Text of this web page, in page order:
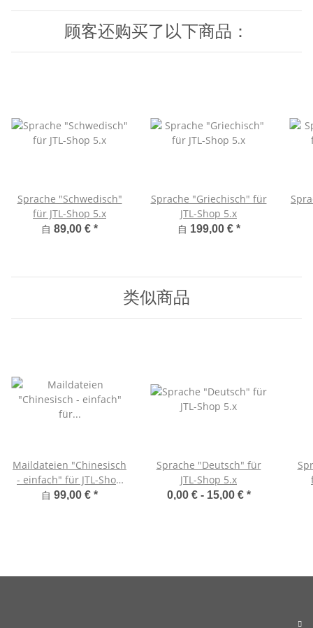
顾客还购买了以下商品：
Sprache "Schwedisch"
für JTL-Shop 5.x
自 89,00 € *
Sprache "Griechisch" für
JTL-Shop 5.x
自 199,00 € *
类似商品
Maildateien "Chinesisch
- einfach" für JTL-Shop
5.x
自 99,00 € *
Sprache "Deutsch" für
JTL-Shop 5.x
0,00 € - 15,00 € *